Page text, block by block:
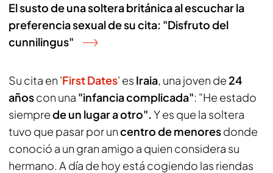
El susto de una soltera británica al escuchar la
preferencia sexual de su cita: "Disfruto del
cunnilingus"
Su cita en 'First Dates' es Iraia, una joven de 24
añoscon una "infancia complicada": "He estado
siemprede un lugar a otro".Y es que la soltera
tuvo que pasar por uncentro de menoresdonde
conoció a un gran amigo a quien considera su
hermano. A día de hoy está cogiendo las riendas